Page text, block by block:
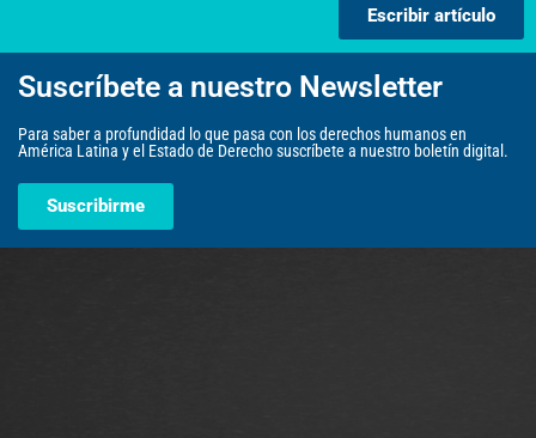
Escribir artículo
Suscríbete a nuestro Newsletter
Para saber a profundidad lo que pasa con los derechos humanos en
América Latina y el Estado de Derecho suscríbete a nuestro boletín digital.
Suscribirme